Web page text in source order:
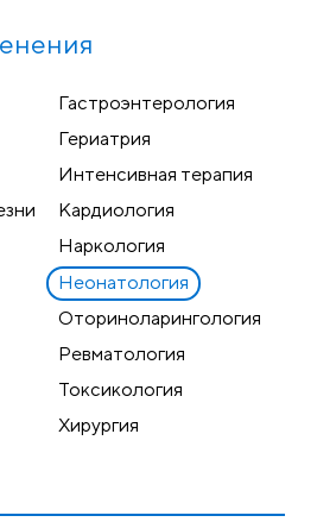
Гастроэнтерология
Гериатрия
Интенсивная терапия
Кардиология
Наркология
Неонатология
Оториноларингология
Ревматология
Токсикология
Хирургия